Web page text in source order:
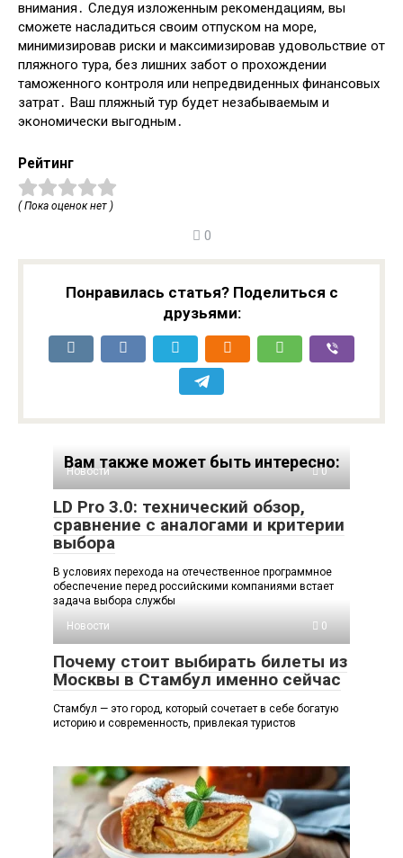
внимания․ Следуя изложенным рекомендациям, вы
сможете насладиться своим отпуском на море,
минимизировав риски и максимизировав удовольствие от
пляжного тура, без лишних забот о прохождении
таможенного контроля или непредвиденных финансовых
затрат․ Ваш пляжный тур будет незабываемым и
экономически выгодным․
Рейтинг
( Пока оценок нет )
0
Понравилась статья? Поделиться с
друзьями:
Вам также может быть интересно:
Новости 0
LD Pro 3.0: технический обзор,
сравнение с аналогами и критерии
выбора
В условиях перехода на отечественное программное
обеспечение перед российскими компаниями встает
задача выбора службы
Новости
0
Почему стоит выбирать билеты из
Москвы в Стамбул именно сейчас
Стамбул — это город, который сочетает в себе богатую
историю и современность, привлекая туристов